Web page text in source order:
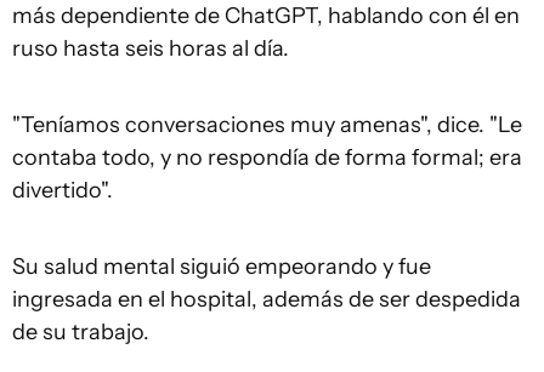
más dependiente de ChatGPT, hablando con él en
ruso hasta seis horas al día.
"Teníamos conversaciones muy amenas", dice. "Le
contaba todo, y no respondía de forma formal; era
divertido".
Su salud mental siguió empeorando y fue
ingresada en el hospital, además de ser despedida
de su trabajo.